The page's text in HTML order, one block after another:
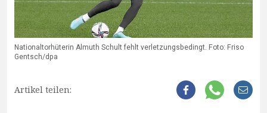
Nationaltorhüterin Almuth Schult fehlt verletzungsbedingt. Foto: Friso
Gentsch/dpa
Artikel teilen: